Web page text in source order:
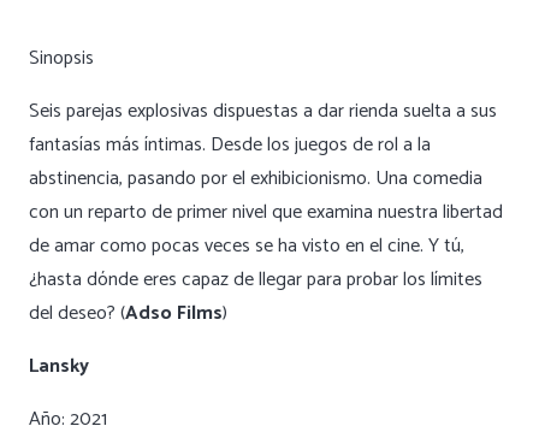
Sinopsis
Seis parejas explosivas dispuestas a dar rienda suelta a sus
fantasías más íntimas. Desde los juegos de rol a la
abstinencia, pasando por el exhibicionismo. Una comedia
con un reparto de primer nivel que examina nuestra libertad
de amar como pocas veces se ha visto en el cine. Y tú,
¿hasta dónde eres capaz de llegar para probar los límites
del deseo? (Adso Films)
Lansky
Año: 2021